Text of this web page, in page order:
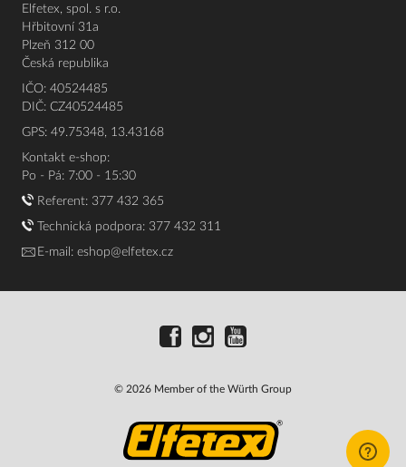
Elfetex, spol. s r.o.
Hřbitovní 31a
Plzeň 312 00
Česká republika
IČO: 40524485
DIČ: CZ40524485
GPS: 49.75348, 13.43168
Kontakt e-shop:
Po - Pá: 7:00 - 15:30
Referent: 377 432 365
Technická podpora: 377 432 311
E-mail: eshop@elfetex.cz
© 2026 Member of the Würth Group